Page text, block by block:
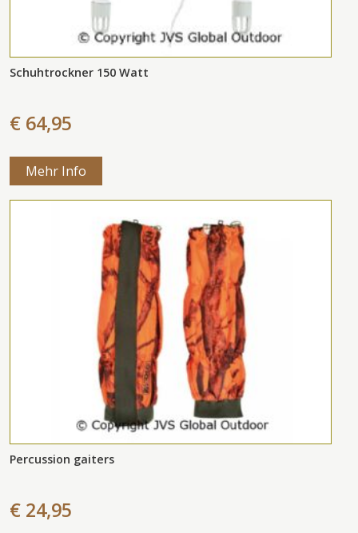
Schuhtrockner 150 Watt
€ 64,95
Mehr Info
Percussion gaiters
€ 24,95